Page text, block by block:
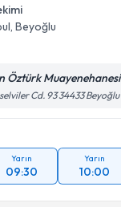
, Beyoğlu
Öztürk Muayenehanesi
Cd. 93 34433 Beyoğlu
Yarın
09:30
Yarın
10:00